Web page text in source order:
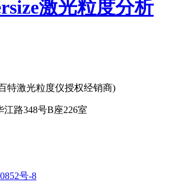
特激光粒度仪授权经销商)
江路348号B座226室
号-8